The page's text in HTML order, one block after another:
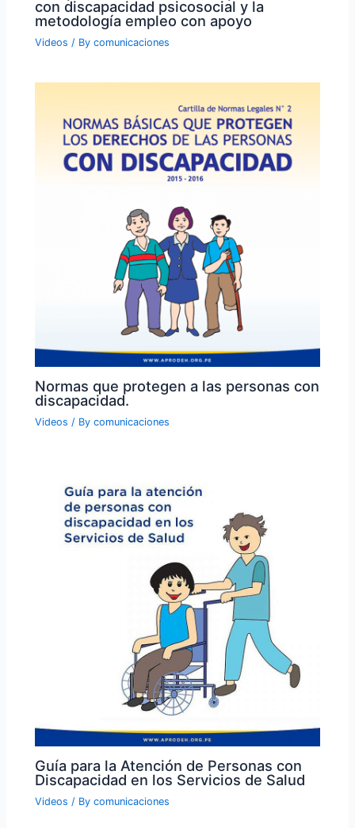
con discapacidad psicosocial y la
metodología empleo con apoyo
Videos / Bycomunicaciones
Normas que protegen a las personas con
discapacidad.
Videos / Bycomunicaciones
Guía para la Atención de Personas con
Discapacidad en los Servicios de Salud
Videos / Bycomunicaciones